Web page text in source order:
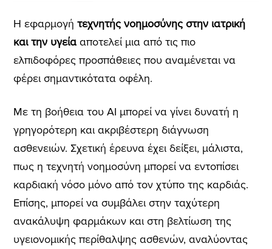
Η εφαρμογή τεχνητής νοημοσύνης στην ιατρική
και την υγεία αποτελεί μια από τις πιο
ελπιδοφόρες προσπάθειες που αναμένεται να
φέρει σημαντικότατα οφέλη.
Με τη βοήθεια του AI μπορεί να γίνει δυνατή η
γρηγορότερη και ακριβέστερη διάγνωση
ασθενειών. Σχετική έρευνα έχει δείξει, μάλιστα,
πως η τεχνητή νοημοσύνη μπορεί να εντοπίσει
καρδιακή νόσο μόνο από τον χτύπο της καρδιάς.
Επίσης, μπορεί να συμβάλει στην ταχύτερη
ανακάλυψη φαρμάκων και στη βελτίωση της
υγειονομικής περίθαλψης ασθενών, αναλύοντας